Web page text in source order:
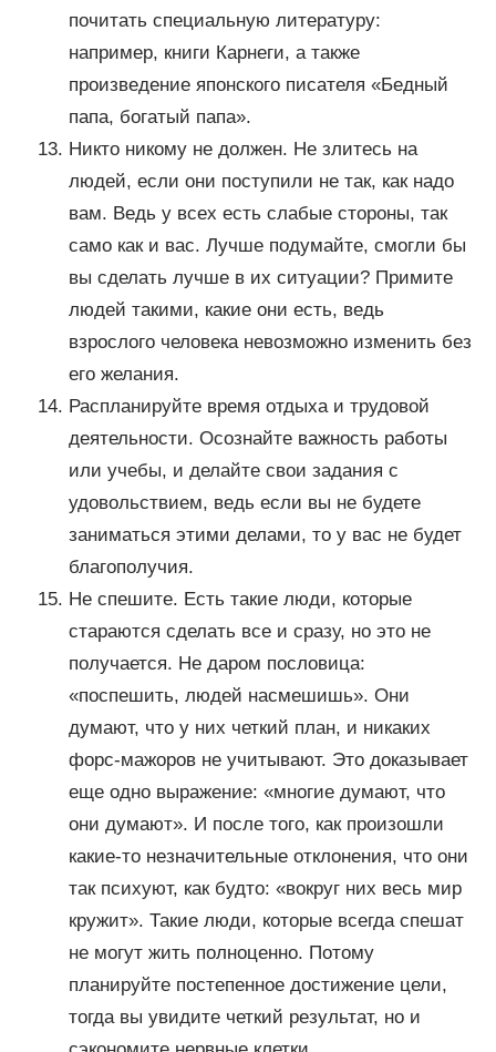
почитать специальную литературу:
например, книги Карнеги, а также
произведение японского писателя «Бедный
папа, богатый папа».
Никто никому не должен. Не злитесь на
людей, если они поступили не так, как надо
вам. Ведь у всех есть слабые стороны, так
само как и вас. Лучше подумайте, смогли бы
вы сделать лучше в их ситуации? Примите
людей такими, какие они есть, ведь
взрослого человека невозможно изменить без
его желания.
Распланируйте время отдыха и трудовой
деятельности. Осознайте важность работы
или учебы, и делайте свои задания с
удовольствием, ведь если вы не будете
заниматься этими делами, то у вас не будет
благополучия.
Не спешите. Есть такие люди, которые
стараются сделать все и сразу, но это не
получается. Не даром пословица:
«поспешить, людей насмешишь». Они
думают, что у них четкий план, и никаких
форс-мажоров не учитывают. Это доказывает
еще одно выражение: «многие думают, что
они думают». И после того, как произошли
какие-то незначительные отклонения, что они
так психуют, как будто: «вокруг них весь мир
кружит». Такие люди, которые всегда спешат
не могут жить полноценно. Потому
планируйте постепенное достижение цели,
тогда вы увидите четкий результат, но и